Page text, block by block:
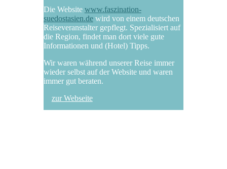
Die Website www.faszination-
suedostasien.dewird von einem deutschen
Reiseveranstalter gepflegt. Spezialisiert auf
die Region, findet man dort viele gute
Informationen und (Hotel) Tipps.
Wir waren während unserer Reise immer
wieder selbst auf der Website und waren
immer gut beraten.
zur Webseite